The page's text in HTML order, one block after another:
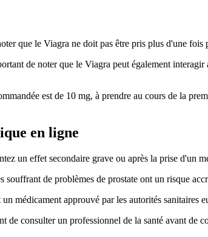
que le Viagra ne doit pas être pris plus d'une
de noter que le Viagra peut également
est de 10 mg, à prendre au cours de la
en ligne
un effet secondaire grave ou après la prise d'un
souffrant de problèmes de prostate ont un risque
médicament approuvé par les autorités sanitaires
de consulter un professionnel de la santé avant de